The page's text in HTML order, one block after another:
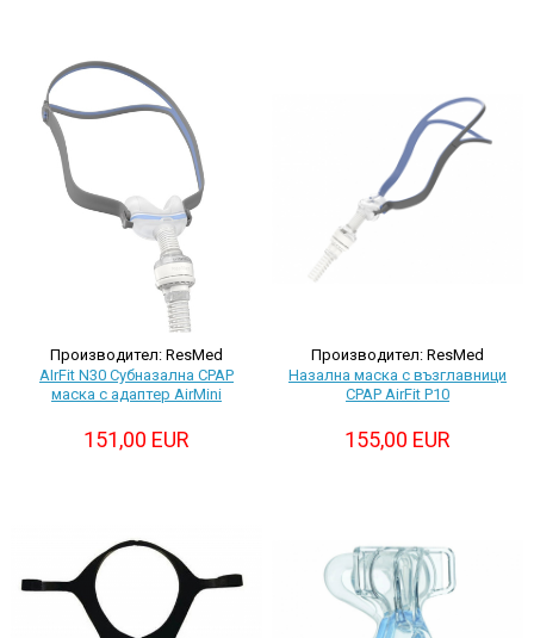
Производител: ResMed
AIrFit N30 Субназална CPAP
маска с адаптер AirMini
151,00 EUR
Производител: ResMed
Назална маска с възглавници
CPAP AirFit P10
155,00 EUR